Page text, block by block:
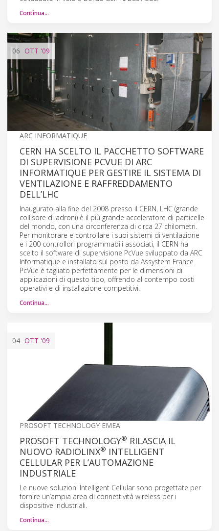
Continua…
06 OTT '09
ARC INFORMATIQUE
CERN HA SCELTO IL PACCHETTO SOFTWARE
DI SUPERVISIONE PCVUE DI ARC
INFORMATIQUE PER GESTIRE IL SISTEMA DI
VENTILAZIONE E RAFFREDDAMENTO
DELL’LHC
Inaugurato alla fine del 2008 presso il CERN, LHC (grande
collisore di adroni) è il più grande acceleratore di particelle
del mondo, con una circonferenza di circa 27 chilometri.
Per monitorare e controllare i suoi sistemi di ventilazione
e i 200 controllori programmabili associati, il CERN ha
scelto il software di supervisione PcVue sviluppato da ARC
Informatique e installato sul posto da Assystem France.
PcVue è tagliato perfettamente per le dimensioni di
applicazioni di questo tipo, offrendo al contempo costi
operativi e di installazione competitivi.
Continua…
04 OTT '09
PROSOFT TECHNOLOGY EMEA
PROSOFT TECHNOLOGY® RILASCIA IL
NUOVO RADIOLINX® INTELLIGENT
CELLULAR PER L’AUTOMAZIONE
INDUSTRIALE
Le nuove soluzioni Intelligent Cellular sono progettate per
fornire un’ampia area di connettività wireless per i
dispositive industriali.
Continua…